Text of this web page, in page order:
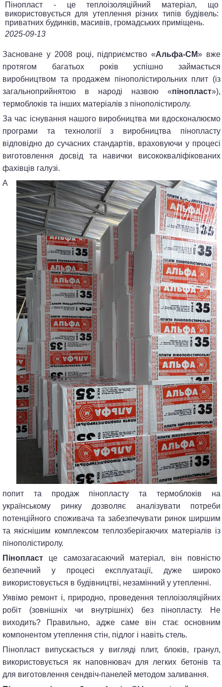
Пінопласт - це теплоізоляційний матеріал, що
використовується для утеплення різних типів будівель:
приватних будинків, масивів, громадських приміщень.
2025-09-13
Засноване у 2008 році, підприємство «Альфа-CM» вже
протягом багатьох років успішно займається
виробництвом та продажем пінополістирольних плит (із
загальноприйнятою в народі назвою «пінопласт»),
термоблоків та інших матеріалів з пінополістиролу.
За час існування нашого виробництва ми вдосконалюємо
програми та технології з виробництва пінопласту
відповідно до сучасних стандартів, враховуючи у процесі
виготовлення досвід та навички висококваліфікованих
фахівців галузі.
А
попит та продаж пінопласту та термоблоків на
українському ринку дозволяє аналізувати потреби
потенційного споживача та забезпечувати ринок ширшим
та якіснішим комплексом теплозберігаючих матеріалів із
пінополістиролу.
Пінопласт це самозагасаючий матеріал, він повністю
безпечний у процесі експлуатації, дуже широко
використовується в будівництві, незамінний у утепленні.
Уявімо ремонт і, природно, проведення теплоізоляційних
робіт (зовнішніх чи внутрішніх) без пінопласту. Не
виходить? Правильно, адже саме він стає основним
компонентом утеплення стін, підлог і навіть стель.
Пінопласт випускається у вигляді плит, блоків, гранул,
використовується як наповнювач для легких бетонів та
для виготовлення сендвіч-панелей методом заливання.